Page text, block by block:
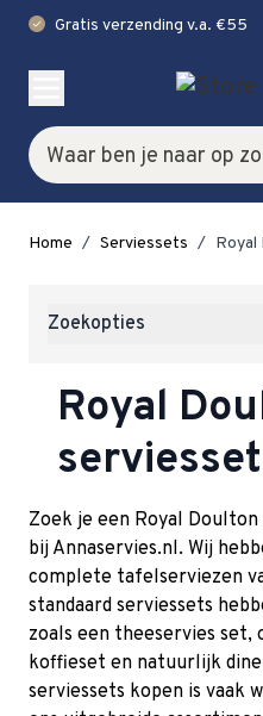
check Gratis verzending v.a. €55
Zoek
Home / Serviessets / Royal
Zoekopties
Royal
Zoek je een Royal
bij Annaservies.nl. Wij
complete tafelserviezen
standaard serviessets
zoals een theeservies
koffieset en natuurlijk
serviessets kopen is vaak